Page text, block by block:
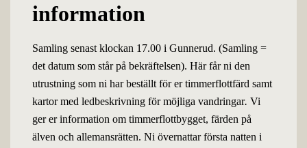
information
Samling senast klockan 17.00 i Gunnerud. (Samling =
det datum som står på bekräftelsen). Här får ni den
utrustning som ni har beställt för er timmerflottfärd samt
kartor med ledbeskrivning för möjliga vandringar. Vi
ger er information om timmerflottbygget, färden på
älven och allemansrätten. Ni övernattar första natten i